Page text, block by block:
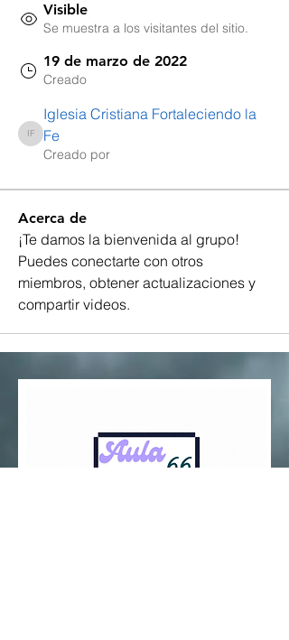
Visible
Se muestra a los visitantes del sitio.
19 de marzo de 2022
Creado
Iglesia Cristiana Fortaleciendo la Fe
Iglesia Cristiana Fortaleciendo la
Fe
Creado por
Acerca de
¡Te damos la bienvenida al grupo!
Puedes conectarte con otros
miembros, obtener actualizaciones y
compartir videos.